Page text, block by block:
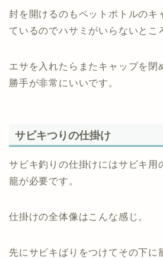
封を開けるのもペットポトルのキ
ているのでハサミがいらないとこ
エサを入れたらまたキャップを閉
勝手が非常にいいです。
サビキつりの仕掛け
サビキ釣りの仕掛けにはサビキ用
籠が必要です。
仕掛けの全体像はこんな感じ。
先にサビキばりをつけてその下に